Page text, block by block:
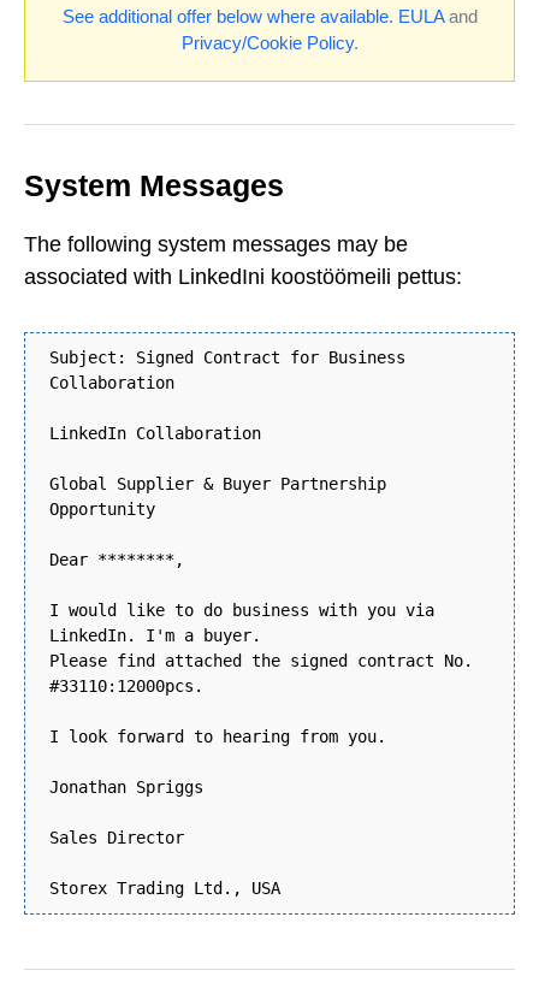
See additional offer below where available. EULAand
Privacy/Cookie Policy.
System Messages
The following system messages may be
associated with LinkedIni koostöömeili pettus:
Subject: Signed Contract for Business
Collaboration
LinkedIn Collaboration
Global Supplier & Buyer Partnership
Opportunity
Dear ********,
I would like to do business with you via
LinkedIn. I'm a buyer.
Please find attached the signed contract No.
#33110:12000pcs.
I look forward to hearing from you.
Jonathan Spriggs
Sales Director
Storex Trading Ltd., USA